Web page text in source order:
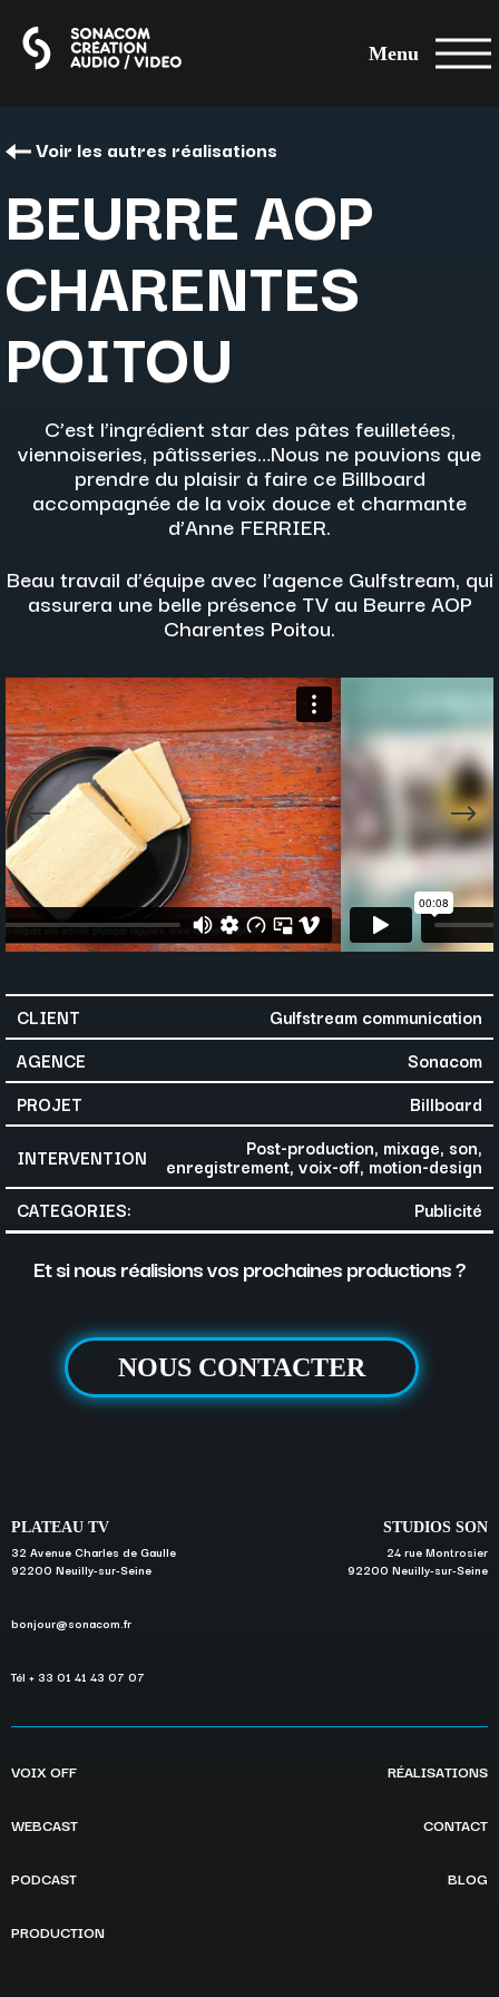
Menu
Voir les autres réalisations
BEURRE AOP
CHARENTES
POITOU
C’est l’ingrédient star des pâtes feuilletées,
viennoiseries, pâtisseries…Nous ne pouvions que
prendre du plaisir à faire ce Billboard
accompagnée de la voix douce et charmante
d’Anne FERRIER.
Beau travail d’équipe avec l’agence Gulfstream, qui
assurera une belle présence TV au Beurre AOP
Charentes Poitou.
CLIENT
Gulfstream communication
AGENCE
Sonacom
PROJET
Billboard
INTERVENTION
Post-production, mixage, son,
enregistrement, voix-off, motion-design
CATEGORIES:
Publicité
Et si nous réalisions vos prochaines productions ?
NOUS CONTACTER
PLATEAU TV
32 Avenue Charles de Gaulle
92200 Neuilly-sur-Seine
bonjour@sonacom.fr
Tél + 33 01 41 43 07 07
STUDIOS SON
24 rue Montrosier
92200 Neuilly-sur-Seine
VOIX OFF
WEBCAST
PODCAST
PRODUCTION
RÉALISATIONS
CONTACT
BLOG